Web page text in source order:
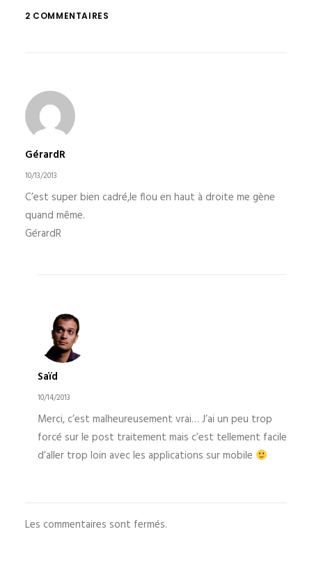
2 COMMENTAIRES
GérardR
10/13/2013
C’est super bien cadré,le flou en haut à droite me gène
quand même.
GérardR
Saïd
10/14/2013
Merci, c’est malheureusement vrai… J’ai un peu trop
forcé sur le post traitement mais c’est tellement facile
d’aller trop loin avec les applications sur mobile
Les commentaires sont fermés.